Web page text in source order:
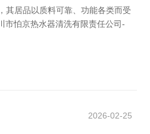
其居品以质料可靠、功能各类而受
市怕京热水器清洗有限责任公司-
2026-02-25